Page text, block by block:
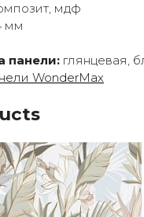
мдф
мм
панели: глянцевая,
WonderMax